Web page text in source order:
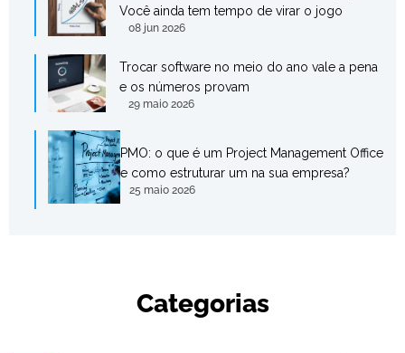
Você ainda tem tempo de virar o jogo
08 jun 2026
Trocar software no meio do ano vale a pena
e os números provam
29 maio 2026
PMO: o que é um Project Management Office
e como estruturar um na sua empresa?
25 maio 2026
Categorias